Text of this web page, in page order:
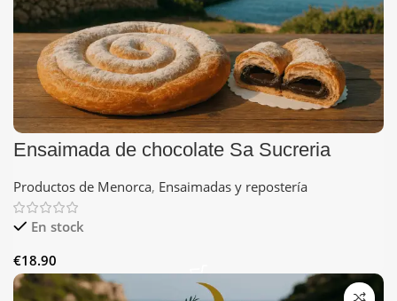
Ensaimada de chocolate Sa Sucreria
Productos de Menorca, Ensaimadas y repostería
En stock
€18.90